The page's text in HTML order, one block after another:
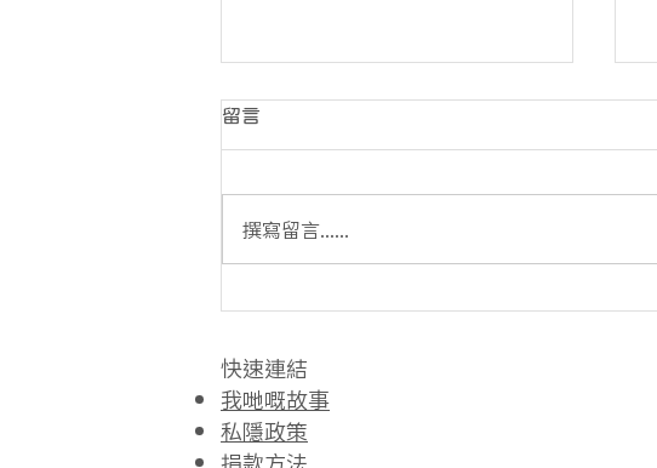
「綠在天后」開張
留言
撰寫留言......
快速連結​
我哋嘅故事
私隱政策